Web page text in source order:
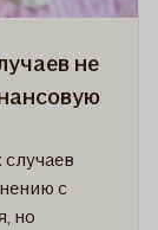
не
случаев
с
но